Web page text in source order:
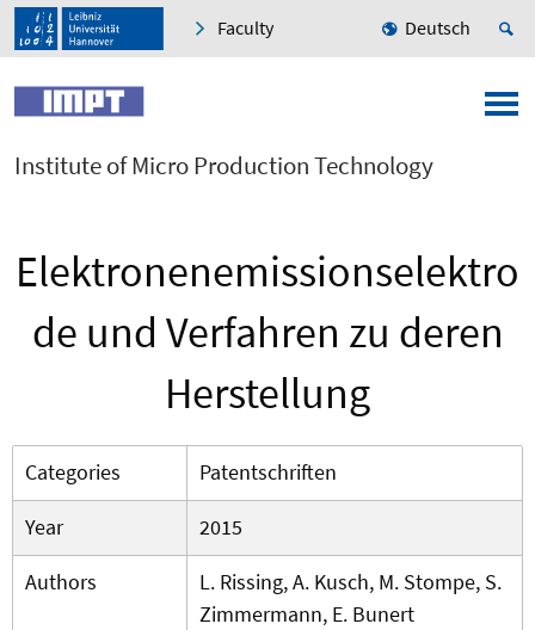
Faculty Deutsch
Institute of Micro Production Technology
Elektronenemissionselektro
de und Verfahren zu deren
Herstellung
Categories
Patentschriften
Year
2015
Authors
L. Rissing, A. Kusch, M. Stompe, S.
Zimmermann, E. Bunert